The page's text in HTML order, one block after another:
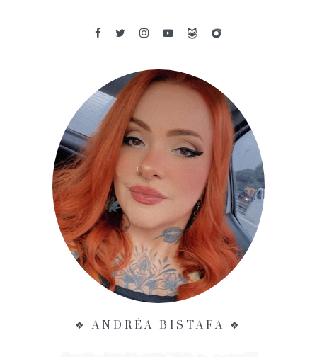
❖ ANDRÉA BISTAFA ❖